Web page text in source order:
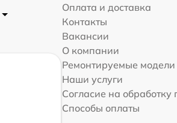
Оплата и доставка
Контакты
Вакансии
О компании
Ремонтируемые модели
Наши услуги
Согласие на
Способы оплаты